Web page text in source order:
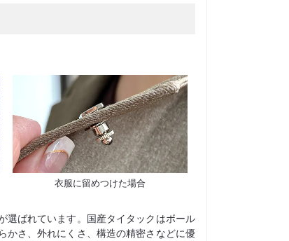
衣服に留めつけた場合
選ばれています。国産タイタックはボール
かさ、外れにくさ、構造の精密さなどに優